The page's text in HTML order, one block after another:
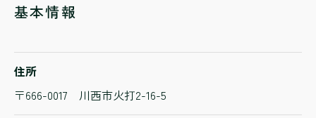
基本情報
住所
〒666-0017 川西市火打2-16-5